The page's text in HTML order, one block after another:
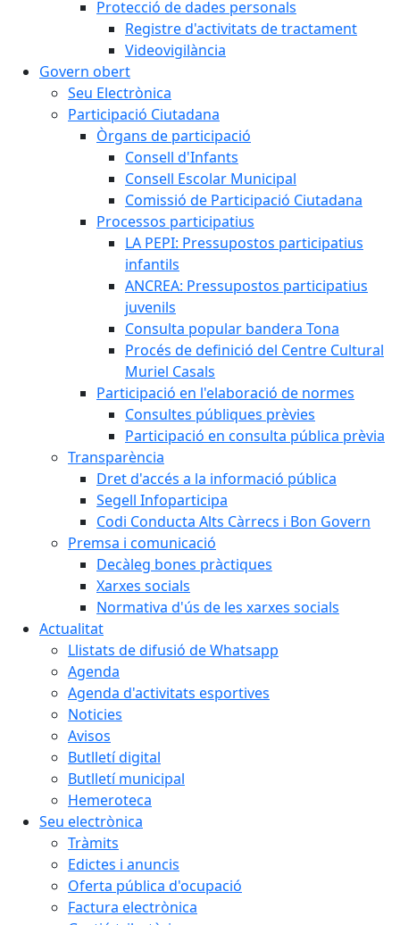
Protecció de dades personals
Registre d'activitats de tractament
Videovigilància
Govern obert
Seu Electrònica
Participació Ciutadana
Òrgans de participació
Consell d'Infants
Consell Escolar Municipal
Comissió de Participació Ciutadana
Processos participatius
LA PEPI: Pressupostos participatius
infantils
ANCREA: Pressupostos participatius
juvenils
Consulta popular bandera Tona
Procés de definició del Centre Cultural
Muriel Casals
Participació en l'elaboració de normes
Consultes públiques prèvies
Participació en consulta pública prèvia
Transparència
Dret d'accés a la informació pública
Segell Infoparticipa
Codi Conducta Alts Càrrecs i Bon Govern
Premsa i comunicació
Decàleg bones pràctiques
Xarxes socials
Normativa d'ús de les xarxes socials
Actualitat
Llistats de difusió de Whatsapp
Agenda
Agenda d'activitats esportives
Noticies
Avisos
Butlletí digital
Butlletí municipal
Hemeroteca
Seu electrònica
Tràmits
Edictes i anuncis
Oferta pública d'ocupació
Factura electrònica